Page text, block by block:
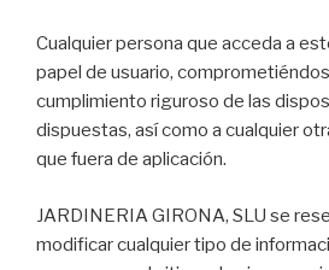
Cualquier persona que acceda a
papel de usuario,
cumplimiento riguroso de las
dispuestas, así como a cualquier
que fuera de aplicación.
JARDINERIA GIRONA, SLU se
modificar cualquier tipo de